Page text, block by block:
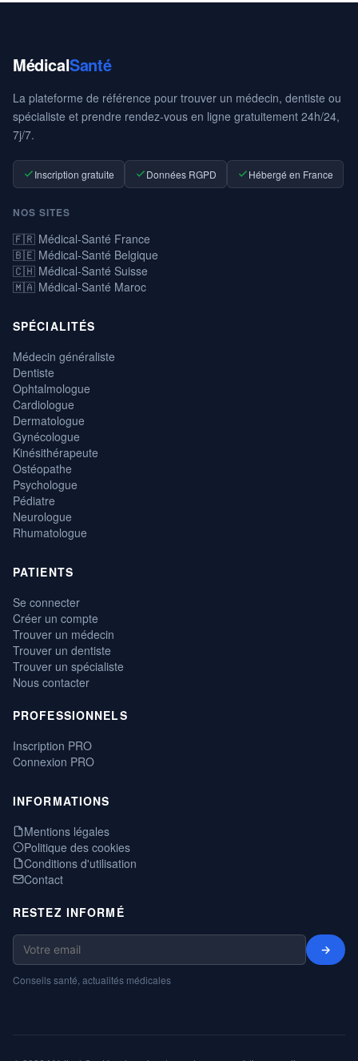
MédicalSanté
La plateforme de référence pour trouver un médecin, dentiste ou
spécialiste et prendre rendez-vous en ligne gratuitement 24h/24,
7j/7.
Inscription gratuite Données RGPD Hébergé en France
NOS SITES
🇫🇷 Médical-Santé France
🇧🇪 Médical-Santé Belgique
🇨🇭 Médical-Santé Suisse
🇲🇦 Médical-Santé Maroc
SPÉCIALITÉS
Médecin généraliste
Dentiste
Ophtalmologue
Cardiologue
Dermatologue
Gynécologue
Kinésithérapeute
Ostéopathe
Psychologue
Pédiatre
Neurologue
Rhumatologue
PATIENTS
Se connecter
Créer un compte
Trouver un médecin
Trouver un dentiste
Trouver un spécialiste
Nous contacter
PROFESSIONNELS
Inscription PRO
Connexion PRO
INFORMATIONS
Mentions légales
Politique des cookies
Conditions d'utilisation
Contact
RESTEZ INFORMÉ
→
Conseils santé, actualités médicales